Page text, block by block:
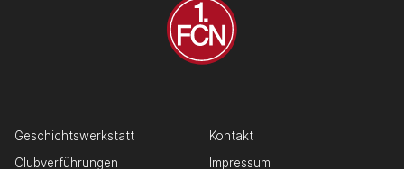
Geschichtswerkstatt
Clubverführungen
Kontakt
Impressum